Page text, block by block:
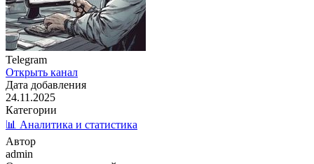
Telegram
Открыть канал
Дата добавления
24.11.2025
Категории
📊 Аналитика и статистика
Автор
admin